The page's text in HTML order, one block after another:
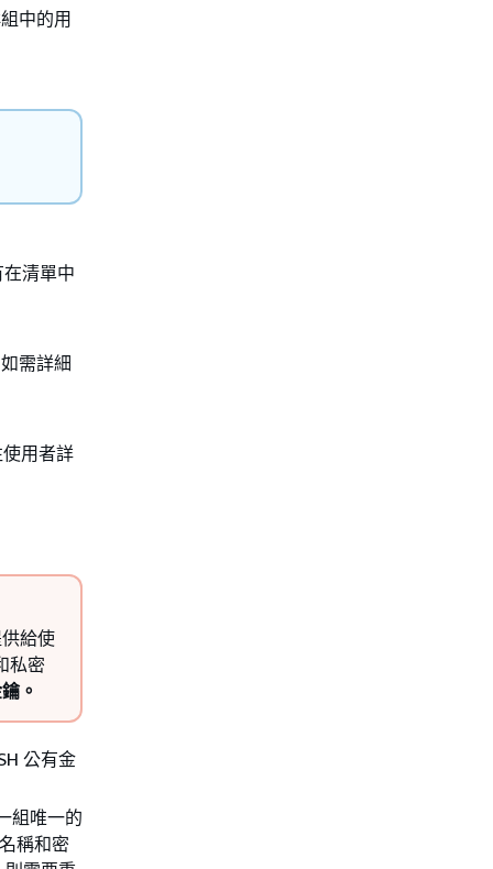
中的用
清單中
需詳細
用者詳
給使
私密
。
公有金
組唯一的
稱和密